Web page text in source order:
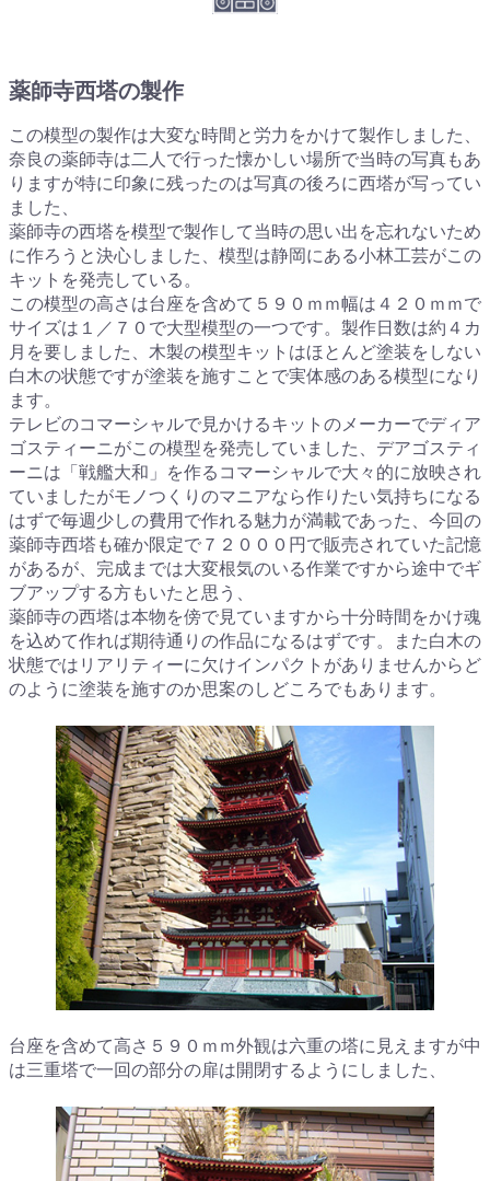
薬師寺西塔の製作
この模型の製作は大変な時間と労力をかけて製作しました、
奈良の薬師寺は二人で行った懐かしい場所で当時の写真もあ
りますが特に印象に残ったのは写真の後ろに西塔が写ってい
ました、
薬師寺の西塔を模型で製作して当時の思い出を忘れないため
に作ろうと決心しました、模型は静岡にある小林工芸がこの
キットを発売している。
この模型の高さは台座を含めて５９０ｍｍ幅は４２０ｍｍで
サイズは１／７０で大型模型の一つです。製作日数は約４カ
月を要しました、木製の模型キットはほとんど塗装をしない
白木の状態ですが塗装を施すことで実体感のある模型になり
ます。
テレビのコマーシャルで見かけるキットのメーカーでディア
ゴスティーニがこの模型を発売していました、デアゴスティ
ーニは「戦艦大和」を作るコマーシャルで大々的に放映され
ていましたがモノつくりのマニアなら作りたい気持ちになる
はずで毎週少しの費用で作れる魅力が満載であった、今回の
薬師寺西塔も確か限定で７２０００円で販売されていた記憶
があるが、完成までは大変根気のいる作業ですから途中でギ
ブアップする方もいたと思う、
薬師寺の西塔は本物を傍で見ていますから十分時間をかけ魂
を込めて作れば期待通りの作品になるはずです。また白木の
状態ではリアリティーに欠けインパクトがありませんからど
のように塗装を施すのか思案のしどころでもあります。
台座を含めて高さ５９０ｍｍ外観は六重の塔に見えますが中
は三重塔で一回の部分の扉は開閉するようにしました、